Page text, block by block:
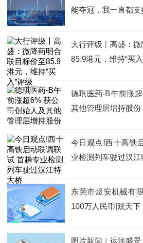
能夺冠，我一直都支
大行评级丨高盛：
85.9港元，维持“买
德琪医药-B午前涨
其他管理层增持股份
今日观点!西十高铁
业检测列车驶过汉江
东莞市煜安机械有
100万人民币|观天下
图片新闻｜运河盛景